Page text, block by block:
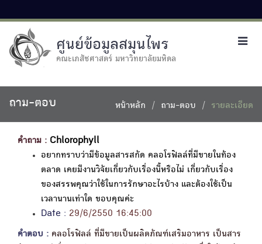
ศูนย์ข้อมูลสมุนไพร
คณะเภสัชศาสตร์ มหาวิทยาลัยมหิดล
ถาม-ตอบ หน้าหลัก ถาม-ตอบ รายละเอียด
คำถาม : Chlorophyll
อยากทราบว่ามีข้อมูลสารสกัด คลอโรฟิลล์ที่มีขายในท้อง
ตลาด เคยมีงานวิจัยเกี่ยวกับเรื่องนี้หรือไม่ เกี่ยวกับเรื่อง
ของสรรพคุณว่าใช้ในการรักษาอะไรบ้าง และต้องใช้เป็น
เวลานานเท่าใด ขอบคุณค่ะ
Date : 29/6/2550 16:45:00
คำตอบ : คลอโรฟิลล์ ที่มีขายเป็นผลิตภัณฑ์เสริมอาหาร เป็นสาร